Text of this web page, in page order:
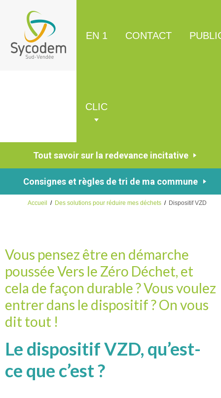
EN 1
CLIC
CONTACT
Tout savoir sur la redevance incitative
Consignes et règles de tri de ma commune
Accueil / Des solutions pour réduire mes déchets / Dispositif VZD
Vous pensez être en démarche
poussée Vers le Zéro Déchet, et
cela de façon durable ? Vous voulez
entrer dans le dispositif ? On vous
dit tout !
Le dispositif VZD, qu’est-
ce que c’est ?